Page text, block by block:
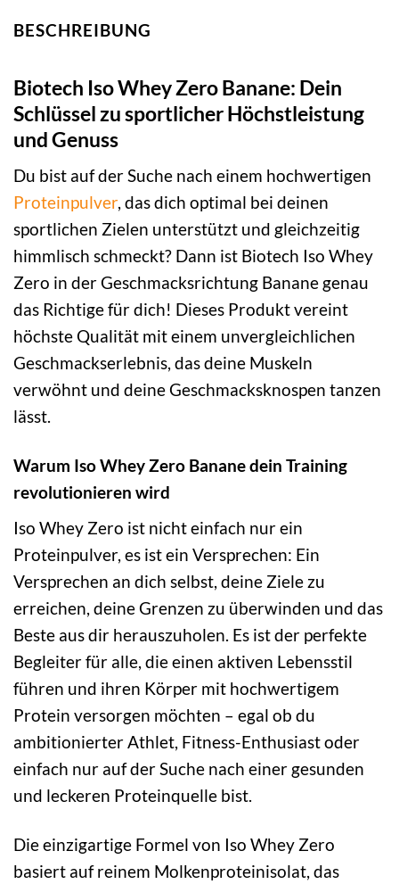
BESCHREIBUNG
Biotech Iso Whey Zero Banane: Dein
Schlüssel zu sportlicher Höchstleistung
und Genuss
Du bist auf der Suche nach einem hochwertigen
Proteinpulver, das dich optimal bei deinen
sportlichen Zielen unterstützt und gleichzeitig
himmlisch schmeckt? Dann ist Biotech Iso Whey
Zero in der Geschmacksrichtung Banane genau
das Richtige für dich! Dieses Produkt vereint
höchste Qualität mit einem unvergleichlichen
Geschmackserlebnis, das deine Muskeln
verwöhnt und deine Geschmacksknospen tanzen
lässt.
Warum Iso Whey Zero Banane dein Training
revolutionieren wird
Iso Whey Zero ist nicht einfach nur ein
Proteinpulver, es ist ein Versprechen: Ein
Versprechen an dich selbst, deine Ziele zu
erreichen, deine Grenzen zu überwinden und das
Beste aus dir herauszuholen. Es ist der perfekte
Begleiter für alle, die einen aktiven Lebensstil
führen und ihren Körper mit hochwertigem
Protein versorgen möchten – egal ob du
ambitionierter Athlet, Fitness-Enthusiast oder
einfach nur auf der Suche nach einer gesunden
und leckeren Proteinquelle bist.
Die einzigartige Formel von Iso Whey Zero
basiert auf reinem Molkenproteinisolat, das